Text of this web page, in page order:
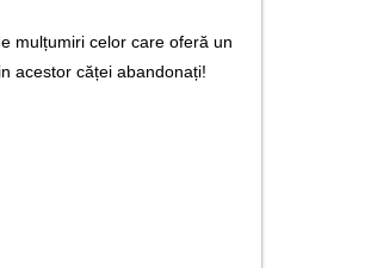
mulțumiri celor care oferă un
acestor căței abandonați!